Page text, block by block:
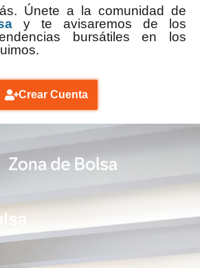
Únete a la comunidad de
y te avisaremos de los
bursátiles en los
Crear Cuenta